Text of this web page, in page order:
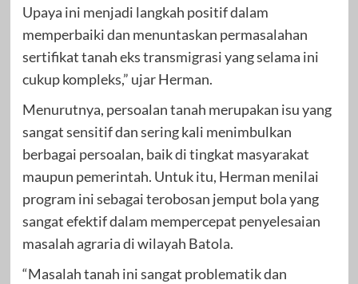
Upaya ini menjadi langkah positif dalam
memperbaiki dan menuntaskan permasalahan
sertifikat tanah eks transmigrasi yang selama ini
cukup kompleks,” ujar Herman.
Menurutnya, persoalan tanah merupakan isu yang
sangat sensitif dan sering kali menimbulkan
berbagai persoalan, baik di tingkat masyarakat
maupun pemerintah. Untuk itu, Herman menilai
program ini sebagai terobosan jemput bola yang
sangat efektif dalam mempercepat penyelesaian
masalah agraria di wilayah Batola.
“Masalah tanah ini sangat problematik dan